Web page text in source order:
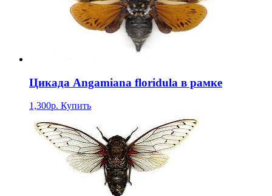
Цикада Angamiana floridula в рамке
1,300р. Купить